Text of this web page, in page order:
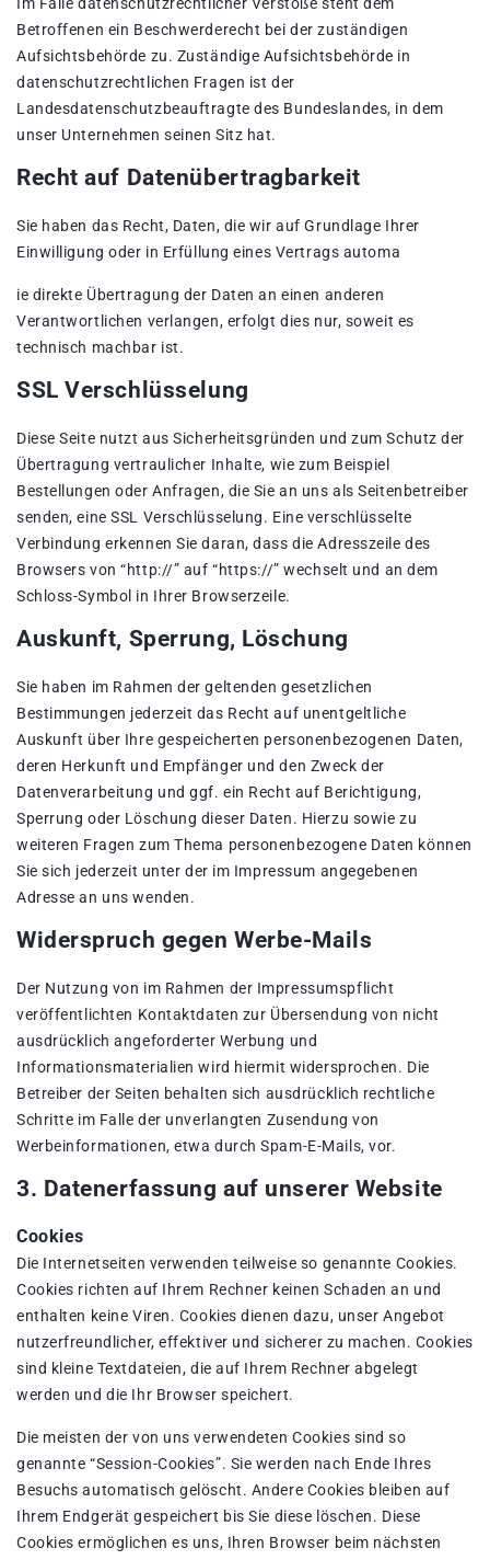
Betroffenen ein Beschwerderecht bei der zuständigen
Aufsichtsbehörde zu. Zuständige Aufsichtsbehörde in
datenschutzrechtlichen Fragen ist der
Landesdatenschutzbeauftragte des Bundeslandes, in dem
unser Unternehmen seinen Sitz hat.
Recht auf Datenübertragbarkeit
Sie haben das Recht, Daten, die wir auf Grundlage Ihrer
Einwilligung oder in Erfüllung eines Vertrags automa
ie direkte Übertragung der Daten an einen anderen
Verantwortlichen verlangen, erfolgt dies nur, soweit es
technisch machbar ist.
SSL Verschlüsselung
Diese Seite nutzt aus Sicherheitsgründen und zum Schutz der
Übertragung vertraulicher Inhalte, wie zum Beispiel
Bestellungen oder Anfragen, die Sie an uns als Seitenbetreiber
senden, eine SSL Verschlüsselung. Eine verschlüsselte
Verbindung erkennen Sie daran, dass die Adresszeile des
Browsers von “http://” auf “https://” wechselt und an dem
Schloss-Symbol in Ihrer Browserzeile.
Auskunft, Sperrung, Löschung
Sie haben im Rahmen der geltenden gesetzlichen
Bestimmungen jederzeit das Recht auf unentgeltliche
Auskunft über Ihre gespeicherten personenbezogenen Daten,
deren Herkunft und Empfänger und den Zweck der
Datenverarbeitung und ggf. ein Recht auf Berichtigung,
Sperrung oder Löschung dieser Daten. Hierzu sowie zu
weiteren Fragen zum Thema personenbezogene Daten können
Sie sich jederzeit unter der im Impressum angegebenen
Adresse an uns wenden.
Widerspruch gegen Werbe-Mails
Der Nutzung von im Rahmen der Impressumspflicht
veröffentlichten Kontaktdaten zur Übersendung von nicht
ausdrücklich angeforderter Werbung und
Informationsmaterialien wird hiermit widersprochen. Die
Betreiber der Seiten behalten sich ausdrücklich rechtliche
Schritte im Falle der unverlangten Zusendung von
Werbeinformationen, etwa durch Spam-E-Mails, vor.
3. Datenerfassung auf unserer Website
Cookies
Die Internetseiten verwenden teilweise so genannte Cookies.
Cookies richten auf Ihrem Rechner keinen Schaden an und
enthalten keine Viren. Cookies dienen dazu, unser Angebot
nutzerfreundlicher, effektiver und sicherer zu machen. Cookies
sind kleine Textdateien, die auf Ihrem Rechner abgelegt
werden und die Ihr Browser speichert.
Die meisten der von uns verwendeten Cookies sind so
genannte “Session-Cookies”. Sie werden nach Ende Ihres
Besuchs automatisch gelöscht. Andere Cookies bleiben auf
Ihrem Endgerät gespeichert bis Sie diese löschen. Diese
Cookies ermöglichen es uns, Ihren Browser beim nächsten